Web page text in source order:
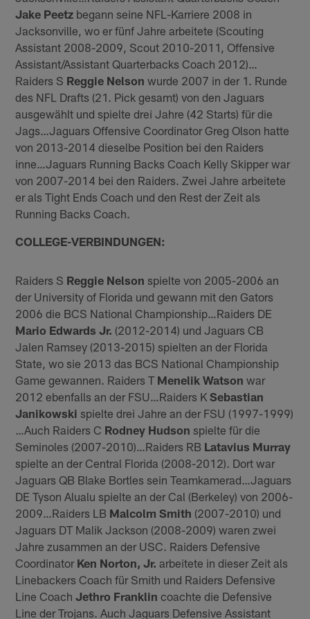
Jake Peetz begann seine NFL-Karriere 2008 in
Jacksonville, wo er fünf Jahre arbeitete (Scouting
Assistant 2008-2009, Scout 2010-2011, Offensive
Assistant/Assistant Quarterbacks Coach 2012)…
Raiders S Reggie Nelson wurde 2007 in der 1. Runde
des NFL Drafts (21. Pick gesamt) von den Jaguars
ausgewählt und spielte drei Jahre (42 Starts) für die
Jags…Jaguars Offensive Coordinator Greg Olson hatte
von 2013-2014 dieselbe Position bei den Raiders
inne…Jaguars Running Backs Coach Kelly Skipper war
von 2007-2014 bei den Raiders. Zwei Jahre arbeitete
er als Tight Ends Coach und den Rest der Zeit als
Running Backs Coach.
COLLEGE-VERBINDUNGEN:
Raiders S Reggie Nelson spielte von 2005-2006 an
der University of Florida und gewann mit den Gators
2006 die BCS National Championship…Raiders DE
Mario Edwards Jr. (2012-2014) und Jaguars CB
Jalen Ramsey (2013-2015) spielten an der Florida
State, wo sie 2013 das BCS National Championship
Game gewannen. Raiders T Menelik Watson war
2012 ebenfalls an der FSU…Raiders KSebastian
Janikowski spielte drei Jahre an der FSU (1997-1999)
…Auch Raiders C Rodney Hudson spielte für die
Seminoles (2007-2010)…Raiders RB Latavius Murray
spielte an der Central Florida (2008-2012). Dort war
Jaguars QB Blake Bortles sein Teamkamerad…Jaguars
DE Tyson Alualu spielte an der Cal (Berkeley) von 2006-
2009…Raiders LB Malcolm Smith (2007-2010) und
Jaguars DT Malik Jackson (2008-2009) waren zwei
Jahre zusammen an der USC. Raiders Defensive
Coordinator Ken Norton, Jr. arbeitete in dieser Zeit als
Linebackers Coach für Smith und Raiders Defensive
Line CoachJethro Franklin coachte die Defensive
Line der Trojans. Auch Jaguars Defensive Assistant